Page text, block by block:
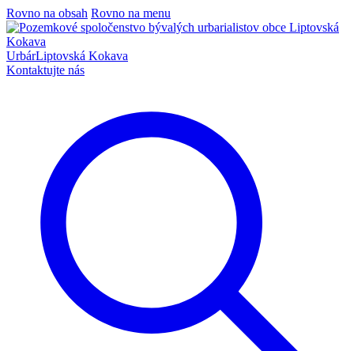
Rovno na obsah Rovno na menu
UrbárLiptovská Kokava
Kontaktujte nás